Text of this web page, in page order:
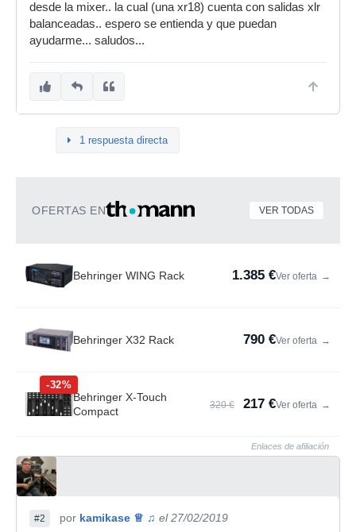
desde la mixer.. la cual (una xr18) cuenta con salidas xlr
balanceadas.. espero se entienda y que puedan
ayudarme... saludos...
1 respuesta directa
OFERTAS EN VER TODAS
Behringer WING Rack 1.385 €Ver oferta →
Behringer X32 Rack 790 €Ver oferta →
-32%
Behringer X-Touch
Compact
320 € 217 €Ver oferta →
Enlaces de afiliación
#2 por kamikase ♕ ♫ el 27/02/2019